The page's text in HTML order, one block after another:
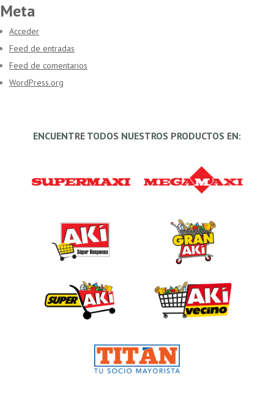
Meta
Acceder
Feed de entradas
Feed de comentarios
WordPress.org
ENCUENTRE TODOS NUESTROS PRODUCTOS EN: